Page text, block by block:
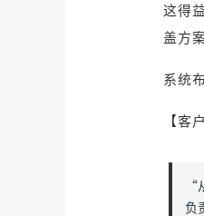
这得
盖方案
系统
【客
“
负